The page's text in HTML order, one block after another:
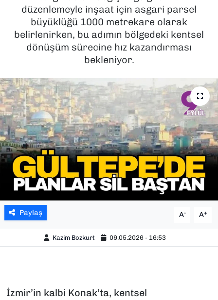
düzenlemeyle inşaat için asgari parsel
büyüklüğü 1000 metrekare olarak
belirlenirken, bu adımın bölgedeki kentsel
dönüşüm sürecine hız kazandırması
bekleniyor.
Paylaş A- A+
Kazim Bozkurt 09.05.2026 - 16:53
İzmir’in kalbi Konak’ta, kentsel
POLİTİKA
SAĞLIK
TEKNOLOJİ
YAŞAM
YEREL YÖNETİMLER